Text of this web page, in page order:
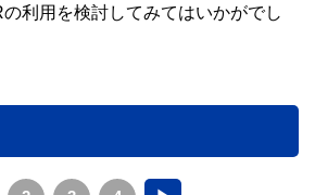
利用を検討してみてはいかがでし